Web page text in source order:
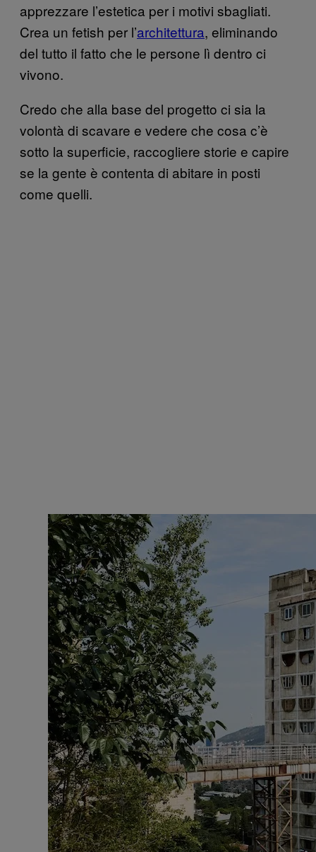
apprezzare l’estetica per i motivi sbagliati.
Crea un fetish per l’architettura, eliminando
del tutto il fatto che le persone lì dentro ci
vivono.
Credo che alla base del progetto ci sia la
volontà di scavare e vedere che cosa c’è
sotto la superficie, raccogliere storie e capire
se la gente è contenta di abitare in posti
come quelli.